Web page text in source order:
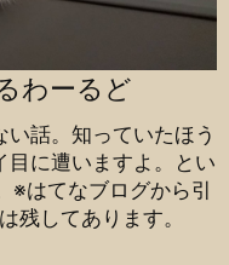
わーるど
話。知っていたほう
目に遭いますよ。とい
※はてなブログから引
残してあります。